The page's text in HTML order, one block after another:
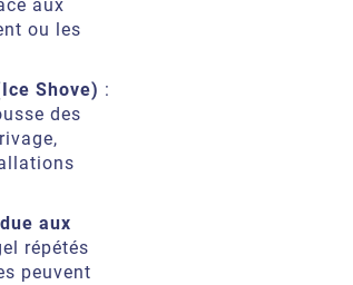
aux
ou les
Shove) :
des
aux
répétés
peuvent